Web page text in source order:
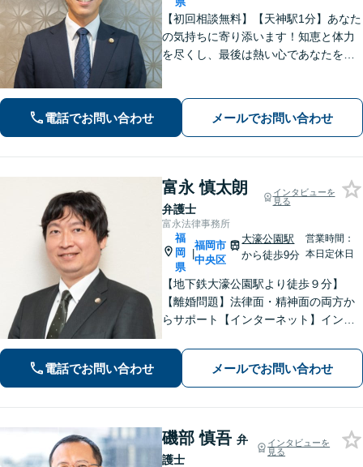
【初回相談無料】【天神駅1分】あなた
の気持ちに寄り添います！知恵と体力
を尽くし、最後は熱い心であなたをサ
雑談感覚で気軽にご相談ください。
【夜間・休日相談可】
電話でお問い合わせ メールでお問い合わせ
富永 慎太朗
弁護士
インタビューを
見る
富永法律事務所
福
岡
県
|
福岡市
中央区
大濠公園駅
から徒歩9分
営業時間：
本日定休日
【地下鉄大濠公園駅より徒歩９分】
【離婚問題】法律面・精神面の両方か
らサポート【インターネット】インス
決実績多数【休日面談可】【子連れ相
談可】【初回面談無料】
電話でお問い合わせ メールでお問い合わせ
磯部 慎吾 弁
護士
インタビューを
見る